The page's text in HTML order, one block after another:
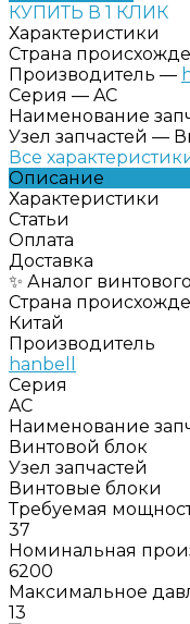
КУПИТЬ В 1 КЛИК
Характеристики
Страна
Производитель —
Серия — AC
Наименование
Узел запчастей —
Все
Описание
Характеристики
Статьи
Оплата
Доставка
✨ Аналог
Страна
Китай
Производитель
hanbell
Серия
AC
Наименование
Винтовой блок
Узел запчастей
Винтовые блоки
Требуемая
37
Номинальная
6200
Максимальное
13